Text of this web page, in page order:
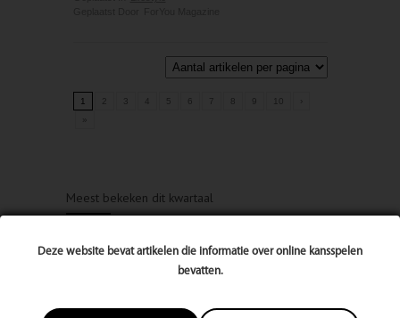
Deze website bevat artikelen die informatie over online kansspelen
bevatten.
1 2 3 4 5 6 7 8 9 10
Meest bekeken dit kwartaal